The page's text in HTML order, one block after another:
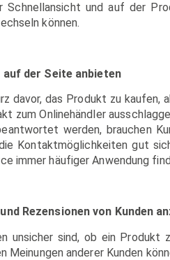
Schnellansicht und auf der
können.
der Seite anbieten
davor, das Produkt zu kaufen,
zum Onlinehändler
werden, brauchen
Kontaktmöglichkeiten gut
immer häufiger Anwendung
Rezensionen von Kunden
unsicher sind, ob ein
Meinungen anderer Kunden